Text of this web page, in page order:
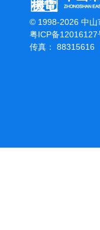
© 1998-2026 中山
粤ICP备12016127
传真：